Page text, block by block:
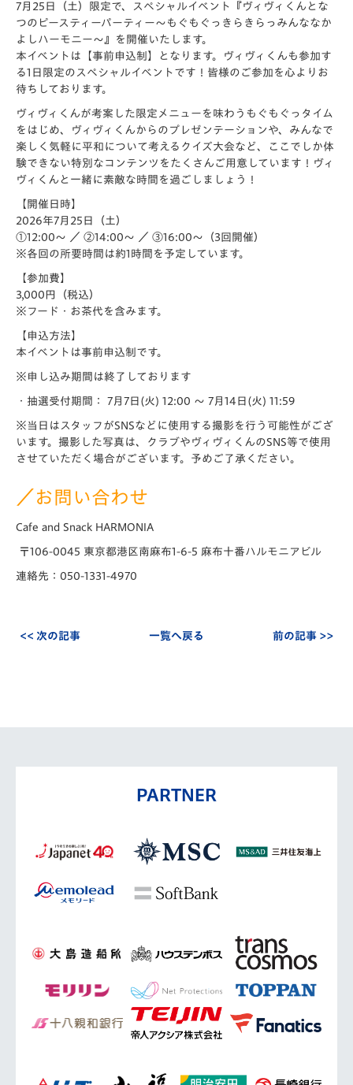
7月25日（土）限定で、スペシャルイベント『ヴィヴィくんとな
つのピースティーパーティー～もぐもぐっきらきらっみんななか
よしハーモニー～』を開催いたします。
本イベントは【事前申込制】となります。ヴィヴィくんも参加す
る1日限定のスペシャルイベントです！皆様のご参加を心よりお
待ちしております。
ヴィヴィくんが考案した限定メニューを味わうもぐもぐっタイム
をはじめ、ヴィヴィくんからのプレゼンテーションや、みんなで
楽しく気軽に平和について考えるクイズ大会など、ここでしか体
験できない特別なコンテンツをたくさんご用意しています！ヴィ
ヴィくんと一緒に素敵な時間を過ごしましょう！
【開催日時】
2026年7月25日（土）
①12:00〜 ／ ②14:00〜 ／ ③16:00〜（3回開催）
※各回の所要時間は約1時間を予定しています。
【参加費】
3,000円（税込）
※フード・お茶代を含みます。
【申込方法】
本イベントは事前申込制です。
※申し込み期間は終了しております
・抽選受付期間： 7月7日(火) 12:00 ～ 7月14日(火) 11:59
※当日はスタッフがSNSなどに使用する撮影を行う可能性がござ
います。撮影した写真は、クラブやヴィヴィくんのSNS等で使用
させていただく場合がございます。予めご了承ください。
／お問い合わせ
Cafe and Snack HARMONIA
〒106-0045 東京都港区南麻布1-6-5 麻布十番ハルモニアビル
連絡先：050-1331-4970
<< 次の記事 一覧へ戻る 前の記事 >>
PARTNER